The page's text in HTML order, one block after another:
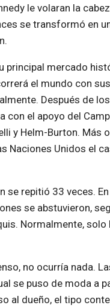
le volaran la
se transformó en
principal mercado
el mundo con
Después de
con el apoyo del
y Helm-Burton.
Naciones Unidos el
se repitió 33 veces.
se abstuvieron,
Normalmente,
no ocurría nada.
se puso de moda a
al dueño, el tipo